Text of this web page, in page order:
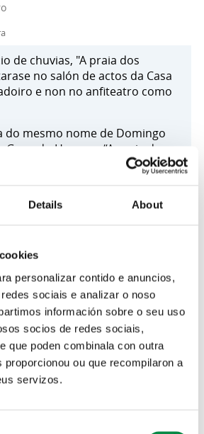
Details About
personalizar contido e anuncios,
sociais e analizar o noso
información sobre o seu uso
socios de redes sociais,
que poden combinala con outra
proporcionou ou que recompilaron a
servizos.
de chuvias, "A praia dos
no salón de actos da Casa
e non no anfiteatro como
do mesmo nome de Domingo
Gerardo Herrero, “A praia dos
ambientado nas Rías Baixas.
polo inspector Leo Caldas, un
participación dun bo número de
entre os que se atopa o
cultural da Deputación e está
de fomento da Economía e a
A proxección ´´e de
aforo.
dos afogados” parte da aparición,
corpo dun mariñeiro que ten as